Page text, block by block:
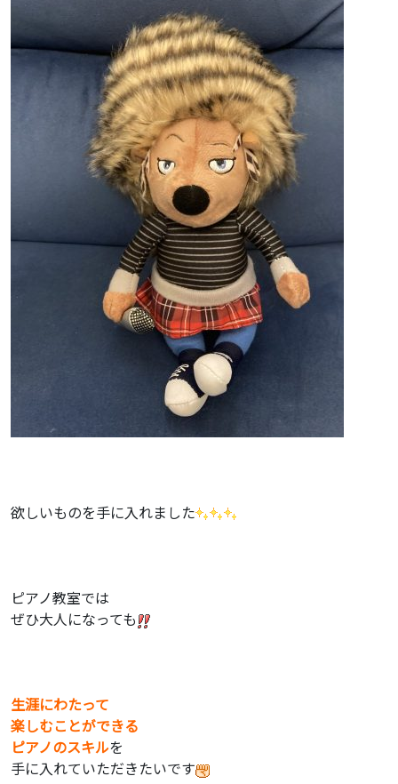
欲しいものを手に入れました
ピアノ教室では
ぜひ大人になっても
生涯にわたって
楽しむことができる
ピアノのスキルを
手に入れていただきたいです